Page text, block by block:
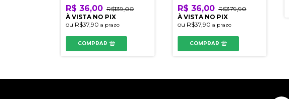
R$ 36,00 R$139,00
À VISTA NO PIX
ou R$37,90 a prazo
COMPRAR
R$ 36,00 R$379,90
À VISTA NO PIX
ou R$37,90a prazo
COMPRAR